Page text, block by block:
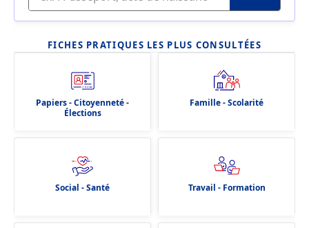
FICHES PRATIQUES LES PLUS CONSULTÉES
Papiers - Citoyenneté -
Élections
Famille - Scolarité
Social - Santé Travail - Formation